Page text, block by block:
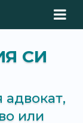
СИ
или